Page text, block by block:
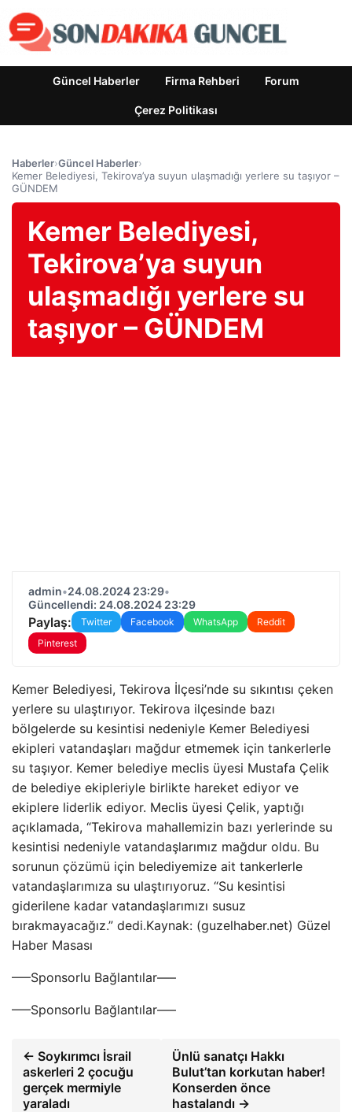
Güncel Haberler Firma Rehberi Forum
Çerez Politikası
Haberler›Güncel Haberler›
Kemer Belediyesi, Tekirova’ya suyun ulaşmadığı yerlere su taşıyor –
GÜNDEM
Kemer Belediyesi,
Tekirova’ya suyun
ulaşmadığı yerlere su
taşıyor – GÜNDEM
admin•24.08.2024 23:29•
Güncellendi: 24.08.2024 23:29
Paylaş: Twitter Facebook WhatsApp
Reddit
Pinterest
Kemer Belediyesi, Tekirova İlçesi’nde su sıkıntısı çeken
yerlere su ulaştırıyor. Tekirova ilçesinde bazı
bölgelerde su kesintisi nedeniyle Kemer Belediyesi
ekipleri vatandaşları mağdur etmemek için tankerlerle
su taşıyor. Kemer belediye meclis üyesi Mustafa Çelik
de belediye ekipleriyle birlikte hareket ediyor ve
ekiplere liderlik ediyor. Meclis üyesi Çelik, yaptığı
açıklamada, “Tekirova mahallemizin bazı yerlerinde su
kesintisi nedeniyle vatandaşlarımız mağdur oldu. Bu
sorunun çözümü için belediyemize ait tankerlerle
vatandaşlarımıza su ulaştırıyoruz. “Su kesintisi
giderilene kadar vatandaşlarımızı susuz
bırakmayacağız.” dedi.Kaynak: (guzelhaber.net) Güzel
Haber Masası
—–Sponsorlu Bağlantılar—–
—–Sponsorlu Bağlantılar—–
← Soykırımcı İsrail
askerleri 2 çocuğu
gerçek mermiyle
yaraladı
Ünlü sanatçı Hakkı
Bulut’tan korkutan haber!
Konserden önce
hastalandı →